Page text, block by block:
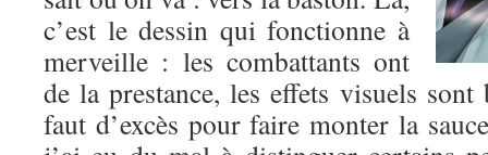
c’est le dessin qui fonctionne à
merveille : les combattants ont
de la prestance, les effets visuels sont
faut d’excès pour faire monter la